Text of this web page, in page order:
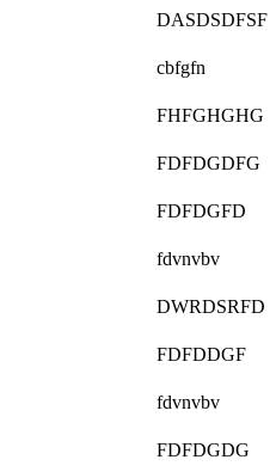
DASDSDFSF
cbfgfn
FHFGHGHG
FDFDGDFG
FDFDGFD
fdvnvbv
DWRDSRFD
FDFDDGF
fdvnvbv
FDFDGDG